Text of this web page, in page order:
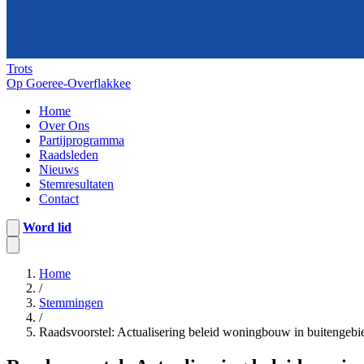
Trots
Op Goeree-Overflakkee
Home
Over Ons
Partijprogramma
Raadsleden
Nieuws
Stemresultaten
Contact
Word lid
Home
/
Stemmingen
/
Raadsvoorstel: Actualisering beleid woningbouw in